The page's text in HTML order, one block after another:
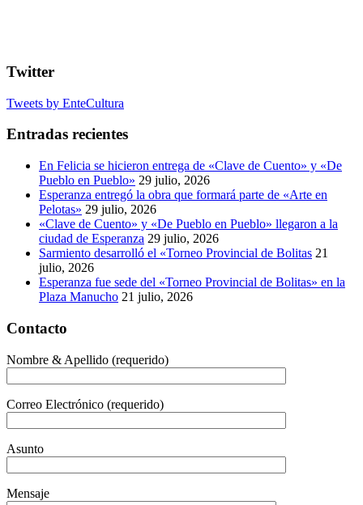
Twitter
Tweets by EnteCultura
Entradas recientes
En Felicia se hicieron entrega de «Clave de Cuento» y «De
Pueblo en Pueblo» 29 julio, 2026
Esperanza entregó la obra que formará parte de «Arte en
Pelotas» 29 julio, 2026
«Clave de Cuento» y «De Pueblo en Pueblo» llegaron a la
ciudad de Esperanza 29 julio, 2026
Sarmiento desarrolló el «Torneo Provincial de Bolitas 21
julio, 2026
Esperanza fue sede del «Torneo Provincial de Bolitas» en la
Plaza Manucho 21 julio, 2026
Contacto
Nombre & Apellido (requerido)
Correo Electrónico (requerido)
Asunto
Mensaje